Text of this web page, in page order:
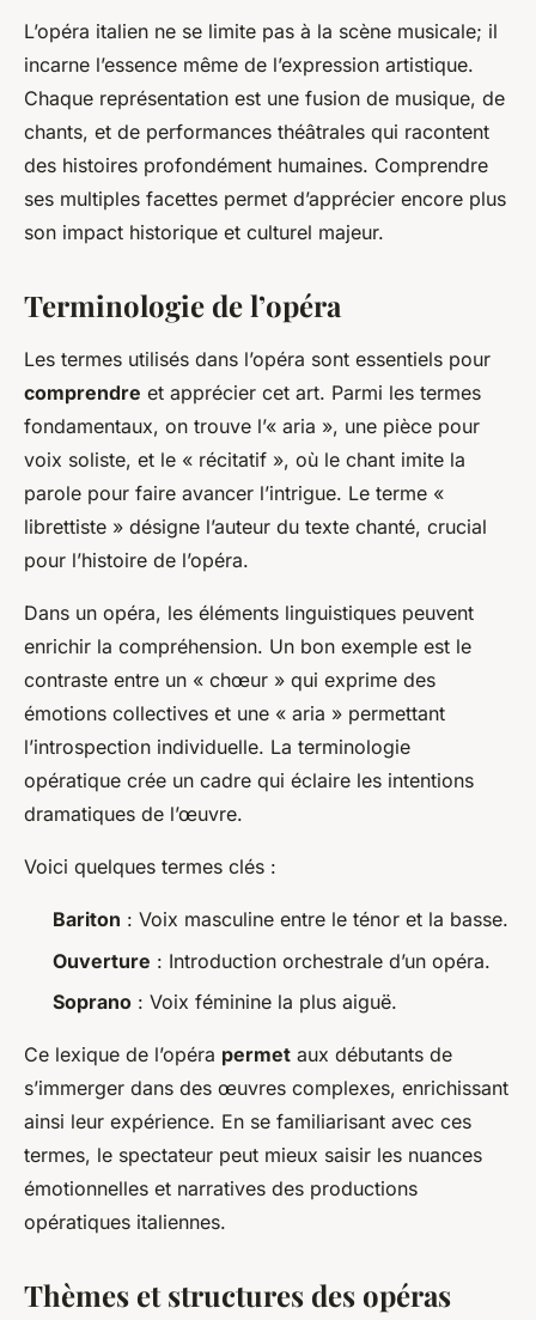
L’opéra italien ne se limite pas à la scène musicale; il
incarne l’essence même de l’expression artistique.
Chaque représentation est une fusion de musique, de
chants, et de performances théâtrales qui racontent
des histoires profondément humaines. Comprendre
ses multiples facettes permet d’apprécier encore plus
son impact historique et culturel majeur.
Terminologie de l’opéra
Les termes utilisés dans l’opéra sont essentiels pour
comprendre et apprécier cet art. Parmi les termes
fondamentaux, on trouve l’« aria », une pièce pour
voix soliste, et le « récitatif », où le chant imite la
parole pour faire avancer l’intrigue. Le terme «
librettiste » désigne l’auteur du texte chanté, crucial
pour l’histoire de l’opéra.
Dans un opéra, les éléments linguistiques peuvent
enrichir la compréhension. Un bon exemple est le
contraste entre un « chœur » qui exprime des
émotions collectives et une « aria » permettant
l’introspection individuelle. La terminologie
opératique crée un cadre qui éclaire les intentions
dramatiques de l’œuvre.
Voici quelques termes clés :
Bariton : Voix masculine entre le ténor et la basse.
Ouverture : Introduction orchestrale d’un opéra.
Soprano : Voix féminine la plus aiguë.
Ce lexique de l’opéra permet aux débutants de
s’immerger dans des œuvres complexes, enrichissant
ainsi leur expérience. En se familiarisant avec ces
termes, le spectateur peut mieux saisir les nuances
émotionnelles et narratives des productions
opératiques italiennes.
Thèmes et structures des opéras